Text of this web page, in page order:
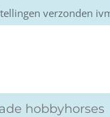
verzonden
hobbyhorses